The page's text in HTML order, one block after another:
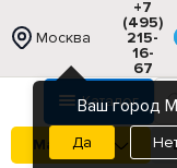
Москва
Ваш город
+7
(495)
215-
16-
67
Каталог
Магазины